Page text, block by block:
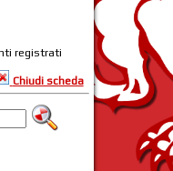
registrati
Chiudi scheda